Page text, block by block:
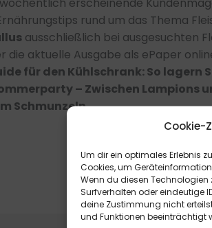
Cookie-
Um dir ein optimales Erlebnis
Cookies, um
Wenn du diesen
Surfverhalten oder eindeutige
deine Zustimmung nicht
und Funktionen beeinträchtigt
rund um das Thema
ausschließlich bei ausgesuchten
die aktuelle Ausgabe als ePaper
für den Kühlschrank: So lagern
– Zwischen Lampions
Schmunzeln …